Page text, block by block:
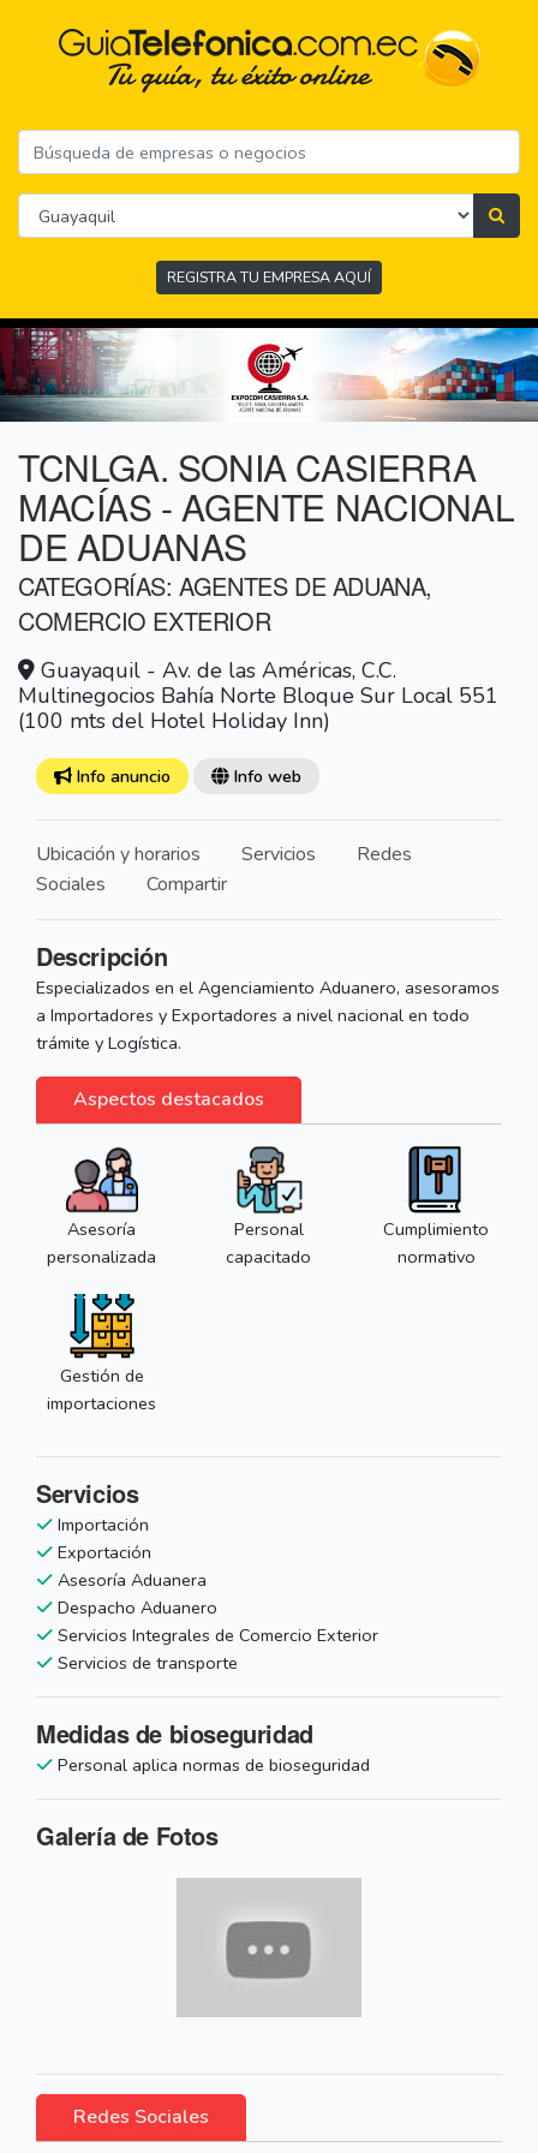
REGISTRA TU EMPRESA AQUÍ
TCNLGA. SONIA CASIERRA
MACÍAS - AGENTE NACIONAL
DE ADUANAS
CATEGORÍAS: AGENTES DE ADUANA,
COMERCIO EXTERIOR
Guayaquil - Av. de las Américas, C.C.
Multinegocios Bahía Norte Bloque Sur Local 551
(100 mts del Hotel Holiday Inn)
Info anuncio Info web
Ubicación y horarios Servicios
Redes
Sociales
Compartir
Descripción
Especializados en el Agenciamiento Aduanero, asesoramos
a Importadores y Exportadores a nivel nacional en todo
trámite y Logística.
Aspectos destacados
Asesoría
personalizada
Personal
capacitado
Cumplimiento
normativo
Gestión de
importaciones
Servicios
Importación
Exportación
Asesoría Aduanera
Despacho Aduanero
Servicios Integrales de Comercio Exterior
Servicios de transporte
Medidas de bioseguridad
Personal aplica normas de bioseguridad
Galería de Fotos
Redes Sociales